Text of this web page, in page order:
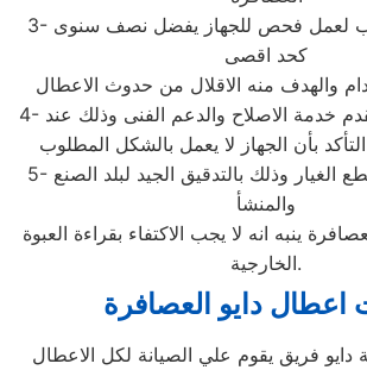
3- تحديد موعد مناسب لعمل فحص للجهاز يفضل نصف سنوى
كحد اقصى
4- الاختيار الصحيح لمقدم خدمة الاصلاح والدعم الفنى وذلك عند
5- التأكد من أصلية قطع الغيار وذلك بالتدقيق الجيد لبلد الصنع
والمنشأ
ينبه انه لا يجب الاكتفاء بقراءة العبوة
الخارجية.
اعطال دايو العصافرة
فريق يقوم علي الصيانة لكل الاعطال